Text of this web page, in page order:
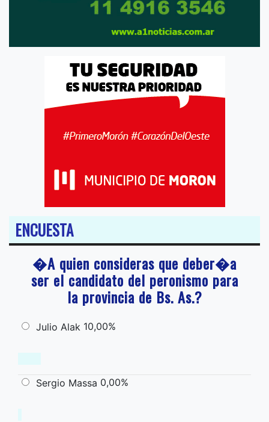
ENCUESTA
�A quien consideras que deber�a
ser el candidato del peronismo para
la provincia de Bs. As.?
Julio Alak 10,00%
Sergio Massa 0,00%